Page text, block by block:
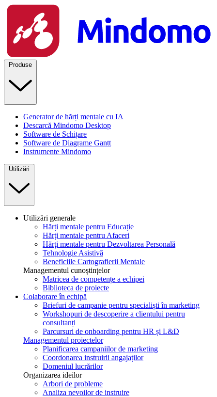
Produse
Generator de hărți mentale cu IA
Descarcă Mindomo Desktop
Software de Schițare
Software de Diagrame Gantt
Instrumente Mindomo
Utilizări
Utilizări generale
Hărți mentale pentru Educație
Hărți mentale pentru Afaceri
Hărți mentale pentru Dezvoltarea Personală
Tehnologie Asistivă
Beneficiile Cartografierii Mentale
Managementul cunoștințelor
Matricea de competențe a echipei
Biblioteca de proiecte
Colaborare în echipă
Briefuri de campanie pentru specialiști în marketing
Workshopuri de descoperire a clientului pentru
consultanți
Parcursuri de onboarding pentru HR și L&D
Managementul proiectelor
Planificarea campaniilor de marketing
Coordonarea instruirii angajaților
Domeniul lucrărilor
Organizarea ideilor
Arbori de probleme
Analiza nevoilor de instruire